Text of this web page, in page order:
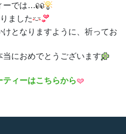
ーでは…
ました
となりますように、祈ってお
におめでとうございます
ィーはこちらから